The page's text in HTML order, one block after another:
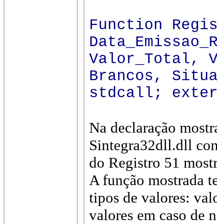
Function
Valor_Total,
Brancos,
stdcall;
Na declaração
Sintegra32dll.dll
do Registro 51
A função mostrada
tipos de valores:
valores em caso de